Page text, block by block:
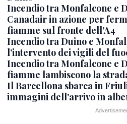
Incendio tra Monfalcone e
Canadair in azione per
fiamme sul fronte dell’A4
Incendio tra Duino e
l’intervento dei vigili del
Incendio tra Monfalcone e
fiamme lambiscono la
Il Barcellona sbarca in
immagini dell'arrivo in